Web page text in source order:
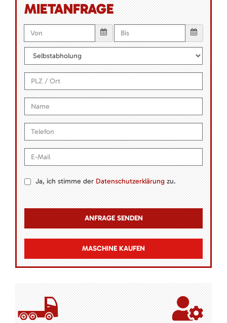
MIETANFRAGE
Ja, ich stimme derDatenschutzerklärungzu.
MASCHINE KAUFEN